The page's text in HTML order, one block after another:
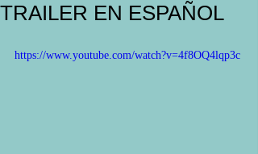
TRAILER EN ESPAÑOL
https://www.youtube.com/watch?v=4f8OQ4lqp3c